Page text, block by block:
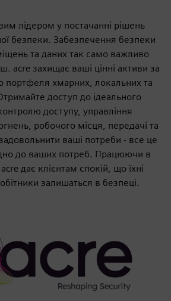
лідером у постачанні рішень
безпеки. Забезпечення безпеки
та даних так само важливо
acre захищає ваші цінні активи за
портфеля хмарних, локальних та
доступ до ідеального
доступу, управління
робочого місця, передачі та
ваші потреби - все це
до ваших потреб. Працюючи в
дає клієнтам спокій, що їхні
залишаться в безпеці.